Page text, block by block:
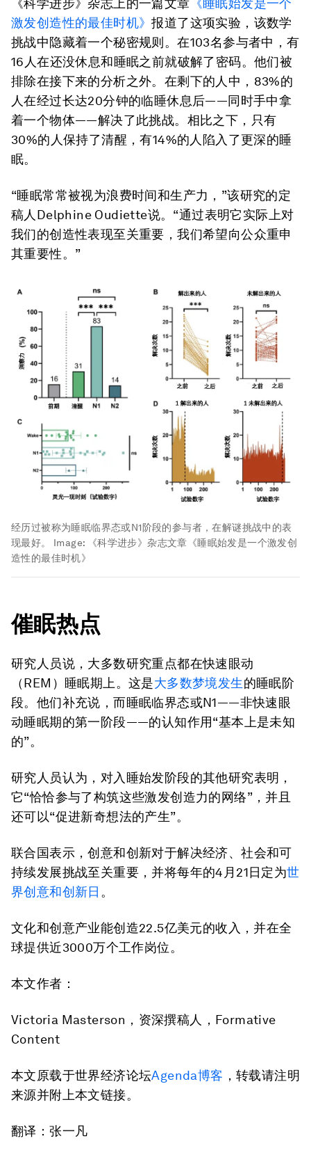
《科学进步》杂志上的一篇文章 《睡眠始发是一个
激发创造性的最佳时机》报道了这项实验，该数学
挑战中隐藏着一个秘密规则。在103名参与者中，有
16人在还没休息和睡眠之前就破解了密码。他们被
排除在接下来的分析之外。在剩下的人中，83%的
人在经过长达20分钟的临睡休息后——同时手中拿
着一个物体——解决了此挑战。相比之下，只有
30%的人保持了清醒，有14%的人陷入了更深的睡
眠。
“睡眠常常被视为浪费时间和生产力，”该研究的定
稿人Delphine Oudiette说。“通过表明它实际上对
我们的创造性表现至关重要，我们希望向公众重申
其重要性。”
经历过被称为睡眠临界态或N1阶段的参与者，在解谜挑战中的表
现最好。
Image:
《科学进步》杂志文章《睡眠始发是一个激发创
造性的最佳时机》
催眠热点
研究人员说，大多数研究重点都在快速眼动
（REM）睡眠期上。这是大多数梦境发生的睡眠阶
段。他们补充说，而睡眠临界态或N1——非快速眼
动睡眠期的第一阶段——的认知作用“基本上是未知
的”。
研究人员认为，对入睡始发阶段的其他研究表明，
它“恰恰参与了构筑这些激发创造力的网络”，并且
还可以“促进新奇想法的产生”。
联合国表示，创意和创新对于解决经济、社会和可
持续发展挑战至关重要，并将每年的4月21日定为世
界创意和创新日 。
文化和创意产业能创造22.5亿美元的收入，并在全
球提供近3000万个工作岗位。
本文作者：
Victoria Masterson，资深撰稿人，Formative
Content
本文原载于世界经济论坛Agenda博客 ，转载请注明
来源并附上本文链接。
翻译：张一凡